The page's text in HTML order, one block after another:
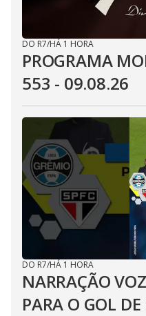
DO R7/HÁ 1 HORA
PROGRAMA
553 - 09.08.26
DO R7/HÁ 1 HORA
NARRAÇÃO
PARA O GOL